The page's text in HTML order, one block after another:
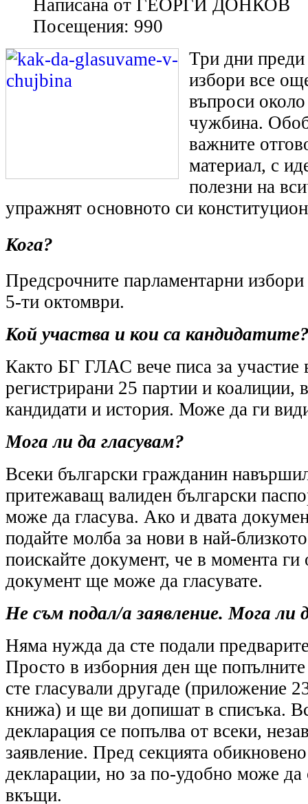
Написана от ГЕОРГИ ДОНКОВ
Посещения: 990
Три дни преди
избори все
въпроси около
чужбина.
важните
материал, с
полезни на
упражнят основното си
Кога?
Предсрочните парламентарни
5-ти октомври.
Кой участва и кои са
Както БГ ГЛАС вече писа за участие
регистрирани 25 партии и коалиции,
кандидати и история. Може да ги
Мога ли да гласувам?
Всеки български гражданин
притежаващ валиден български
може да гласува. Ако и двата
подайте молба за нови в най-
поискайте документ, че в момента ги
документ ще може да гласувате.
Не съм подал/а заявление. Мога ли
Няма нужда да сте подали
Просто в изборния ден ще попълните
сте гласували другаде (приложение
книжа) и ще ви допишат в списъка.
декларация се попълва от всеки,
заявление. Пред секцията
декларации, но за по-удобно може да
вкъщи.